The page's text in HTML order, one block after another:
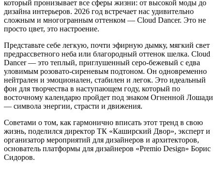
который пронизывает все сферы жизни: от высокой моды до
дизайна интерьеров. 2026 год встречает нас удивительно
сложным и многогранным оттенком — Cloud Dancer. Это не
просто цвет, это настроение.
Представьте себе легкую, почти эфирную дымку, мягкий свет
предрассветного неба или благородный оттенок шелка. Cloud
Dancer — это теплый, приглушенный серо-бежевый с едва
уловимым розовато-сиреневым подтоном. Он одновременно
нейтрален и эмоционален, стабилен и легок. Это идеальный
фон для творчества в наступающем году, который по
восточному календарю пройдет под знаком Огненной Лошади
— символа энергии, страсти и движения.
Советами о том, как гармонично вписать этот тренд в свою
жизнь, поделился директор ТК «Каширский Двор», эксперт и
организатор мероприятий для дизайнеров и архитекторов,
основатель платформы для дизайнеров «Premio Design» Борис
Сидоров.